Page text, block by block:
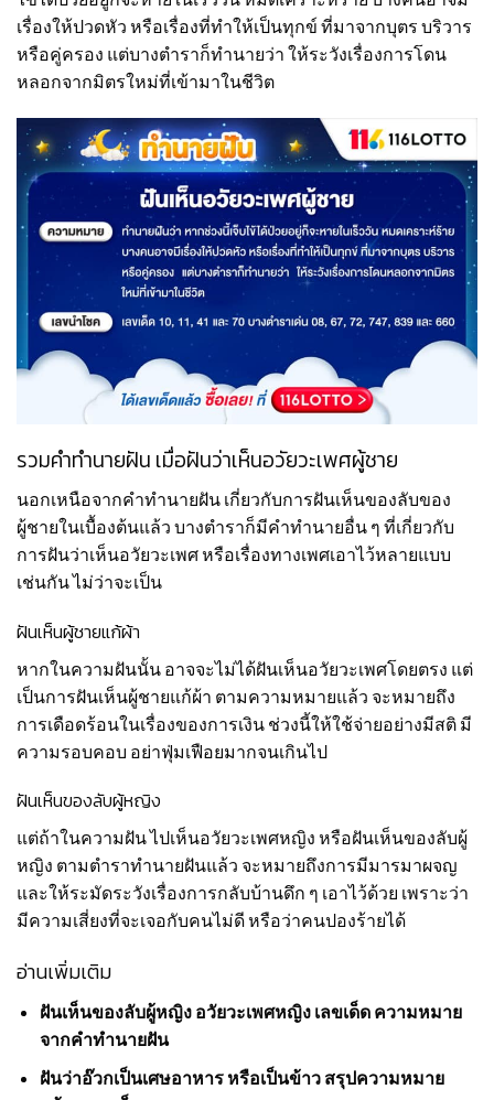
เรื่องให้ปวดหัว หรือเรื่องที่ทำให้เป็นทุกข์ ที่มาจากบุตร บริวาร
หรือคู่ครอง แต่บางตำราก็ทำนายว่า ให้ระวังเรื่องการโดน
หลอกจากมิตรใหม่ที่เข้ามาในชีวิต
รวมคำทำนายฝัน เมื่อฝันว่าเห็นอวัยวะเพศผู้ชาย
นอกเหนือจากคำทำนายฝัน เกี่ยวกับการฝันเห็นของลับของ
ผู้ชายในเบื้องต้นแล้ว บางตำราก็มีคำทำนายอื่น ๆ ที่เกี่ยวกับ
การฝันว่าเห็นอวัยวะเพศ หรือเรื่องทางเพศเอาไว้หลายแบบ
เช่นกัน ไม่ว่าจะเป็น
ฝันเห็นผู้ชายแก้ผ้า
หากในความฝันนั้น อาจจะไม่ได้ฝันเห็นอวัยวะเพศโดยตรง แต่
เป็นการฝันเห็นผู้ชายแก้ผ้า ตามความหมายแล้ว จะหมายถึง
การเดือดร้อนในเรื่องของการเงิน ช่วงนี้ให้ใช้จ่ายอย่างมีสติ มี
ความรอบคอบ อย่าฟุ่มเฟือยมากจนเกินไป
ฝันเห็นของลับผู้หญิง
แต่ถ้าในความฝัน ไปเห็นอวัยวะเพศหญิง หรือฝันเห็นของลับผู้
หญิง ตามตำราทำนายฝันแล้ว จะหมายถึงการมีมารมาผจญ
และให้ระมัดระวังเรื่องการกลับบ้านดึก ๆ เอาไว้ด้วย เพราะว่า
มีความเสี่ยงที่จะเจอกับคนไม่ดี หรือว่าคนปองร้ายได้
อ่านเพิ่มเติม
ฝันเห็นของลับผู้หญิง อวัยวะเพศหญิง เลขเด็ด ความหมาย
จากคำทำนายฝัน
ฝันว่าอ๊วกเป็นเศษอาหาร หรือเป็นข้าว สรุปความหมาย